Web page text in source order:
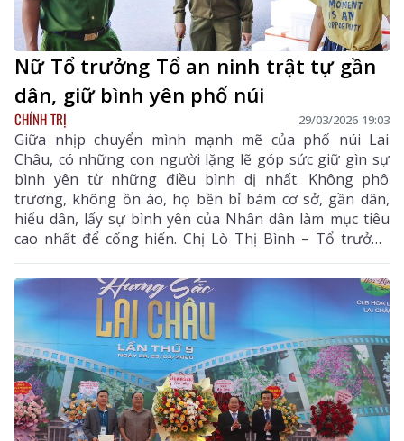
Nữ Tổ trưởng Tổ an ninh trật tự gần
dân, giữ bình yên phố núi
CHÍNH TRỊ 29/03/2026 19:03
Giữa nhịp chuyển mình mạnh mẽ của phố núi Lai
Châu, có những con người lặng lẽ góp sức giữ gìn sự
bình yên từ những điều bình dị nhất. Không phô
trương, không ồn ào, họ bền bỉ bám cơ sở, gần dân,
hiểu dân, lấy sự bình yên của Nhân dân làm mục tiêu
cao nhất để cống hiến. Chị Lò Thị Bình – Tổ trưởng
Tổ An ninh trật tự tổ dân phố số 8, phường Đoàn Kết
là một trong những “điểm tựa bình yên” như thế.